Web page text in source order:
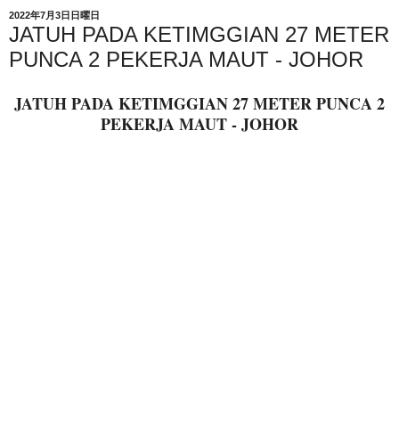
2022年7月3日日曜日
JATUH PADA KETIMGGIAN 27 METER
PUNCA 2 PEKERJA MAUT - JOHOR
JATUH PADA KETIMGGIAN 27 METER PUNCA 2
PEKERJA MAUT - JOHOR